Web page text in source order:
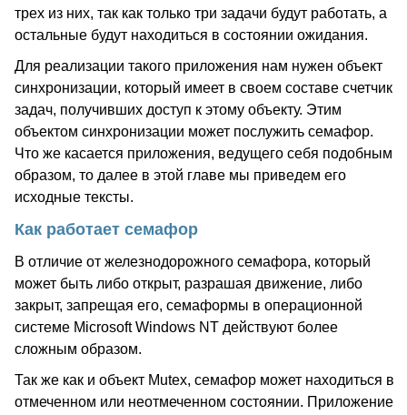
трех из них, так как только три задачи будут работать, а
остальные будут находиться в состоянии ожидания.
Для реализации такого приложения нам нужен объект
синхронизации, который имеет в своем составе счетчик
задач, получивших доступ к этому объекту. Этим
объектом синхронизации может послужить семафор.
Что же касается приложения, ведущего себя подобным
образом, то далее в этой главе мы приведем его
исходные тексты.
Как работает семафор
В отличие от железнодорожного семафора, который
может быть либо открыт, разрашая движение, либо
закрыт, запрещая его, семаформы в операционной
системе Microsoft Windows NT действуют более
сложным образом.
Так же как и объект Mutex, семафор может находиться в
отмеченном или неотмеченном состоянии. Приложение